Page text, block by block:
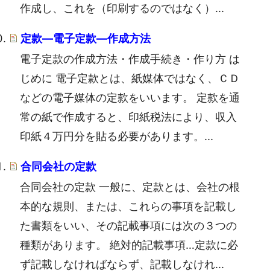
作成し、これを（印刷するのではなく）...
定款―電子定款―作成方法
電子定款の作成方法・作成手続き・作り方 は
じめに 電子定款とは、紙媒体ではなく、ＣＤ
などの電子媒体の定款をいいます。 定款を通
常の紙で作成すると、印紙税法により、収入
印紙４万円分を貼る必要があります。...
合同会社の定款
合同会社の定款 一般に、定款とは、会社の根
本的な規則、または、これらの事項を記載し
た書類をいい、その記載事項には次の３つの
種類があります。 絶対的記載事項…定款に必
ず記載しなければならず、記載しなけれ...